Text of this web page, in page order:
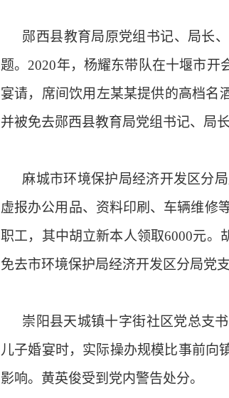
郧西县教育局原党组书记、局长、
题。 2020年，杨耀东带队在十堰市开
宴请，席间饮用左某某提供的高档名
并被免去郧西县教育局党组书记、局
麻城市环境保护局经济开发区分局
虚报办公用品、资料印刷、车辆维修
职工，其中胡立新本人领取6000元
免去市环境保护局经济开发区分局党
崇阳县天城镇十字街社区党总支书
儿子婚宴时，实际操办规模比事前向
影响。黄英俊受到党内警告处分。